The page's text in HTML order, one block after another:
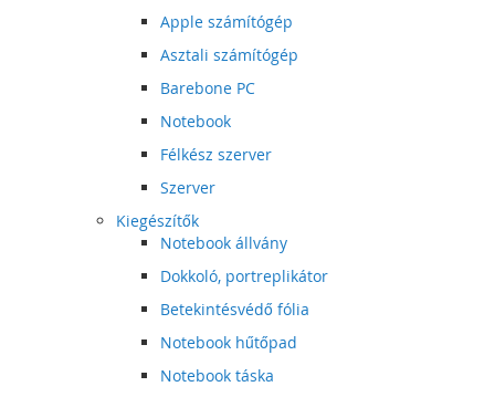
Apple számítógép
Asztali számítógép
Barebone PC
Notebook
Félkész szerver
Szerver
Kiegészítők
Notebook állvány
Dokkoló, portreplikátor
Betekintésvédő fólia
Notebook hűtőpad
Notebook táska